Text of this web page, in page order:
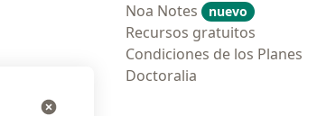
Noa Notes
nuevo
Recursos gratuitos
Condiciones de los Planes
Doctoralia